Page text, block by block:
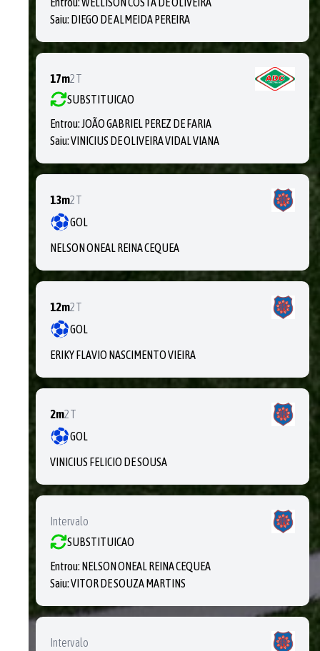
Saiu: DIEGO DE ALMEIDA PEREIRA
17m2T
SUBSTITUICAO
Entrou:JOÃO GABRIEL PEREZ DE FARIA
Saiu:VINICIUS DE OLIVEIRA VIDAL VIANA
13m2T
GOL
NELSON ONEAL REINA CEQUEA
12m2T
GOL
ERIKY FLAVIO NASCIMENTO VIEIRA
2m2T
GOL
VINICIUS FELICIO DE SOUSA
Intervalo
SUBSTITUICAO
Entrou: NELSON ONEAL REINA CEQUEA
Saiu:VITOR DE SOUZA MARTINS
Intervalo